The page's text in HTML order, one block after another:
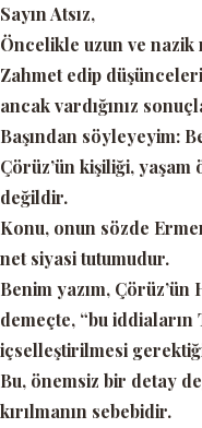
Sayın Atsız,
Öncelikle uzun ve
Zahmet edip
ancak vardığınız
Başından söyleyeyim:
Çörüz’ün kişiliği, yaşam
değildir.
Konu, onun sözde
net siyasi tutumudur.
Benim yazım,
demeçte, “bu iddiaların
içselleştirilmesi
Bu, önemsiz bir detay
kırılmanın sebebidir.